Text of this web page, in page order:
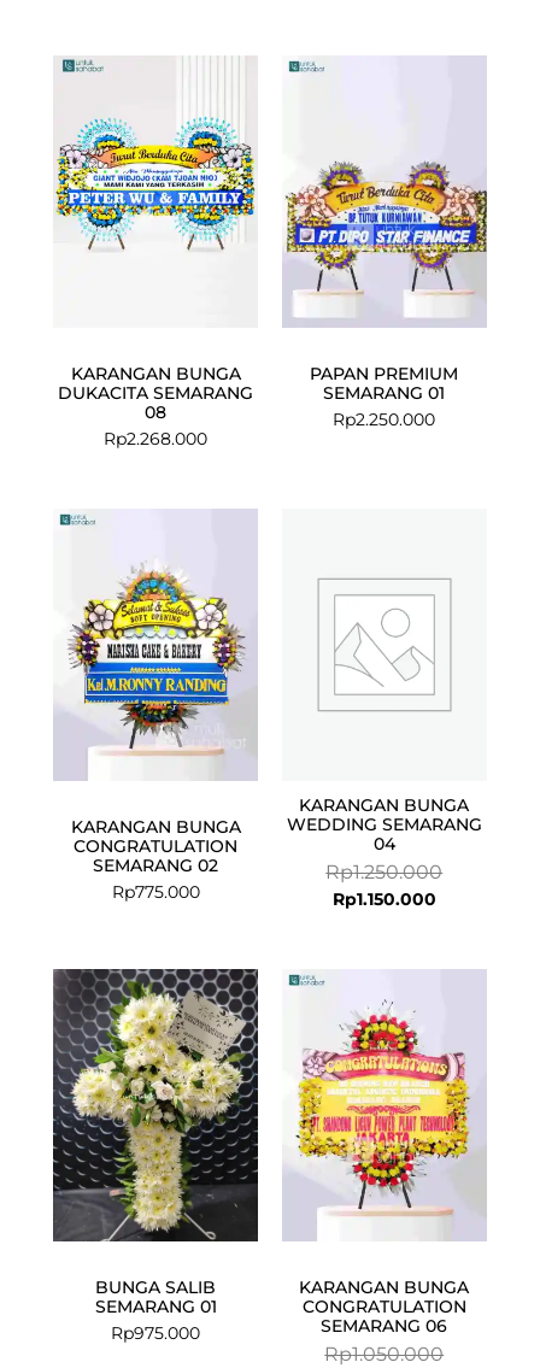
KARANGAN BUNGA
DUKACITA SEMARANG
08
Rp2.268.000
PAPAN PREMIUM
SEMARANG 01
Rp2.250.000
KARANGAN BUNGA
CONGRATULATION
SEMARANG 02
Rp775.000
KARANGAN BUNGA
WEDDING SEMARANG
04
Rp1.250.000
Rp1.150.000
Rp1.150.000.
BUNGA SALIB
SEMARANG 01
Rp975.000
KARANGAN BUNGA
CONGRATULATION
SEMARANG 06
Rp1.050.000
Rp999.000.